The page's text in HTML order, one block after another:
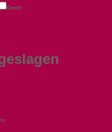
Geen